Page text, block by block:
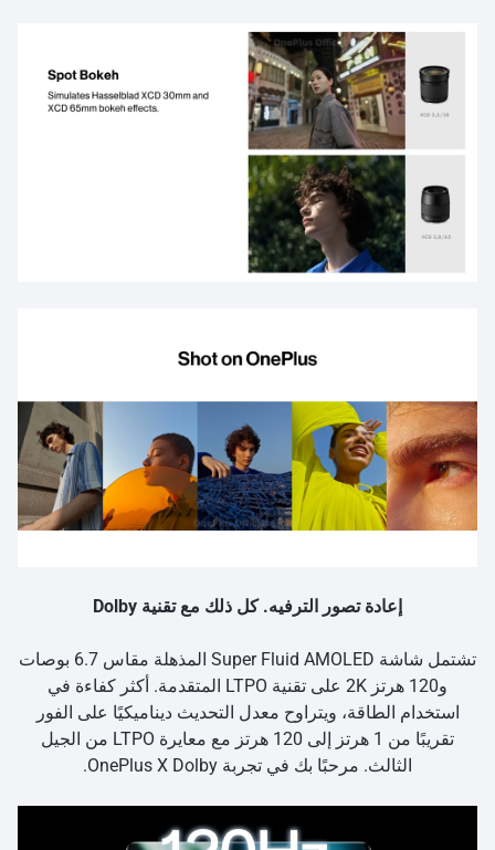
إعادة تصور الترفيه. كل ذلك مع تقنية Dolby
تشتمل شاشة Super Fluid AMOLED المذهلة مقاس 6.7 بوصات
و120 هرتز 2K على تقنية LTPO المتقدمة. أكثر كفاءة في
استخدام الطاقة، ويتراوح معدل التحديث ديناميكيًا على الفور
تقريبًا من 1 هرتز إلى 120 هرتز مع معايرة LTPO من الجيل
الثالث. مرحبًا بك في تجربة OnePlus X Dolby.